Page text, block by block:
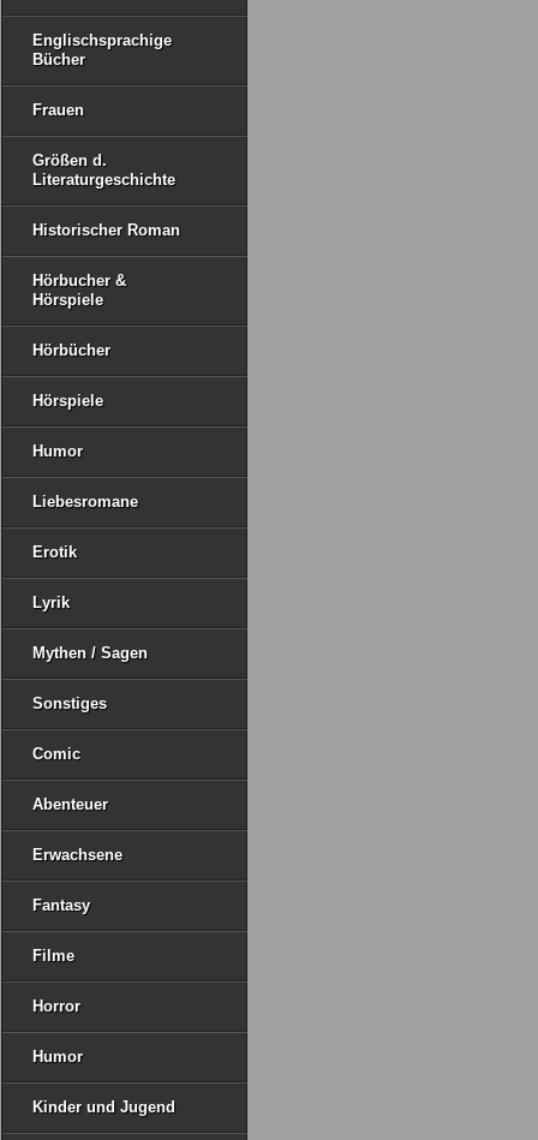
Englischsprachige
Bücher
Frauen
Größen d.
Literaturgeschichte
Historischer Roman
Hörbucher &
Hörspiele
Hörbücher
Hörspiele
Humor
Liebesromane
Erotik
Lyrik
Mythen / Sagen
Sonstiges
Comic
Abenteuer
Erwachsene
Fantasy
Filme
Horror
Humor
Kinder und Jugend